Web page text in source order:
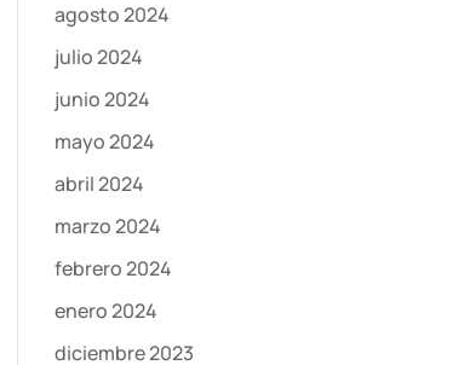
agosto 2024
julio 2024
junio 2024
mayo 2024
abril 2024
marzo 2024
febrero 2024
enero 2024
diciembre 2023